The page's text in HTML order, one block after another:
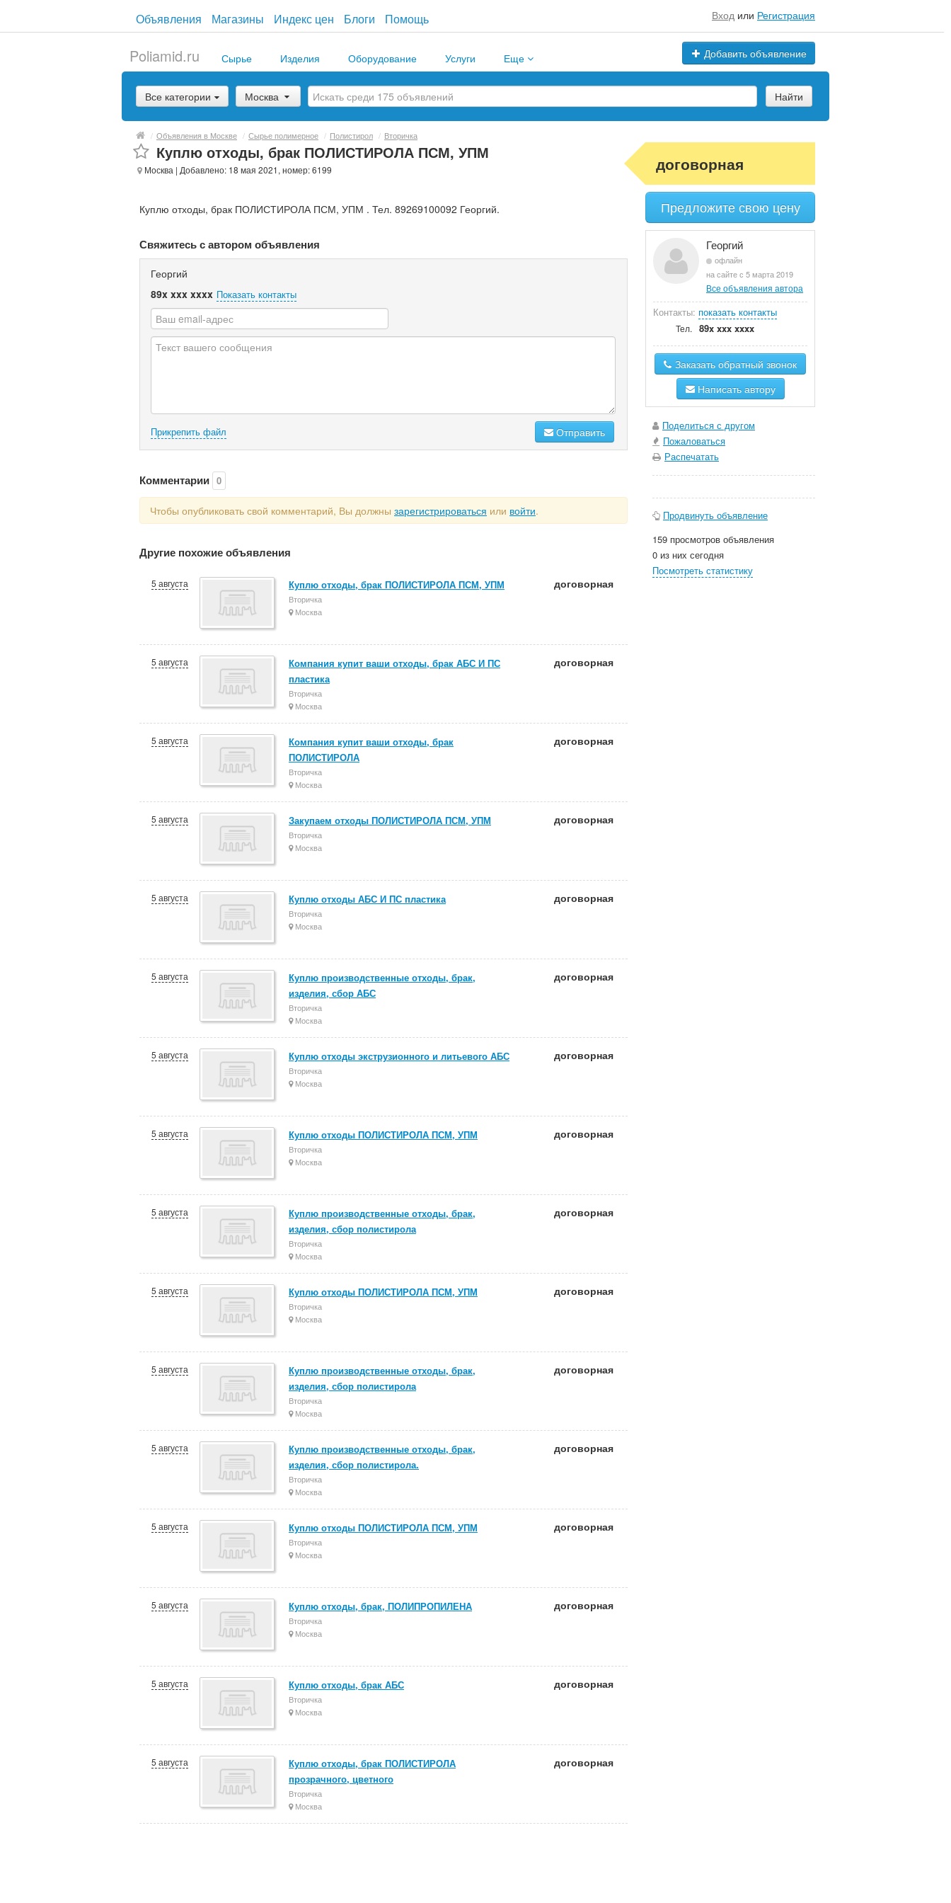
Объявления Магазины Индекс цен Блоги Помощь Вход или Регистрация
Добавить объявление
Poliamid.ru Сырье Изделия Оборудование Услуги Еще
Все категории Москва Найти
/ Объявления в Москве / Сырье полимерное / Полистирол / Вторичка
Куплю отходы, брак ПОЛИСТИРОЛА ПСМ, УПМ
Москва | Добавлено: 18 мая 2021, номер: 6199
Куплю отходы, брак ПОЛИСТИРОЛА ПСМ, УПМ . Тел. 89269100092 Георгий.
Свяжитесь с автором объявления
Георгий
89x xxx xxxx Показать контакты
Прикрепить файл Отправить
Комментарии 0
Чтобы опубликовать свой комментарий, Вы должны зарегистрироваться или войти.
Другие похожие объявления
5 августа Куплю отходы, брак ПОЛИСТИРОЛА ПСМ, УПМ
Вторичка
Москва
договорная
5 августа
Компания купит ваши отходы, брак АБС И ПС
пластика
Вторичка
Москва
договорная
5 августа
Компания купит ваши отходы, брак
ПОЛИСТИРОЛА
Вторичка
Москва
договорная
5 августа Закупаем отходы ПОЛИСТИРОЛА ПСМ, УПМ
Вторичка
Москва
договорная
5 августа Куплю отходы АБС И ПС пластика
Вторичка
Москва
договорная
5 августа
Куплю производственные отходы, брак,
изделия, сбор АБС
Вторичка
Москва
договорная
5 августа Куплю отходы экструзионного и литьевого АБС
Вторичка
Москва
договорная
5 августа Куплю отходы ПОЛИСТИРОЛА ПСМ, УПМ
Вторичка
Москва
договорная
5 августа
Куплю производственные отходы, брак,
изделия, сбор полистирола
Вторичка
Москва
договорная
5 августа Куплю отходы ПОЛИСТИРОЛА ПСМ, УПМ
Вторичка
Москва
договорная
5 августа
Куплю производственные отходы, брак,
изделия, сбор полистирола
Вторичка
Москва
договорная
5 августа
Куплю производственные отходы, брак,
изделия, сбор полистирола.
Вторичка
Москва
договорная
5 августа Куплю отходы ПОЛИСТИРОЛА ПСМ, УПМ
Вторичка
Москва
договорная
5 августа Куплю отходы, брак, ПОЛИПРОПИЛЕНА
Вторичка
Москва
договорная
5 августа Куплю отходы, брак АБС
Вторичка
Москва
договорная
5 августа
Куплю отходы, брак ПОЛИСТИРОЛА
прозрачного, цветного
Вторичка
Москва
договорная
договорная
Предложите свою цену
Георгий
офлайн
на сайте с 5 марта 2019
Все объявления автора
Контакты: показать контакты
Тел. 89x xxx xxxx
Заказать обратный звонок
Написать автору
Поделиться с другом
Пожаловаться
Распечатать
Продвинуть объявление
159 просмотров объявления
0 из них сегодня
Посмотреть статистику